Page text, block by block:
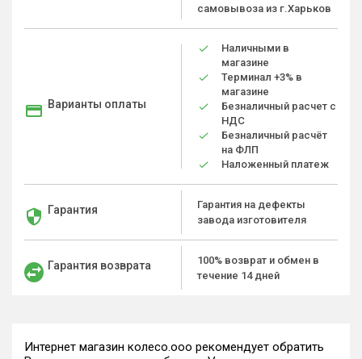
самовывоза из г.Харьков
Варианты оплаты
Наличными в
магазине
Терминал +3% в
магазине
Безналичный расчет с
НДС
Безналичный расчёт
на ФЛП
Наложенный платеж
Гарантия
Гарантия на дефекты
завода изготовителя
Гарантия возврата
100% возврат и обмен в
течение 14 дней
Интернет магазин колесо.ооо рекомендует обратить